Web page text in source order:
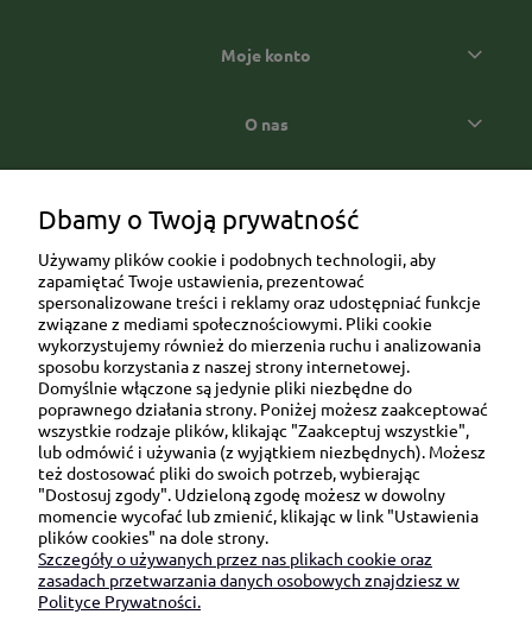
Moje konto
O nas
Ul. Brukowa 6/8 lok. 57/58
91-341 Łódź
NIP: 6751510615
SKONTAKTUJ SIĘ Z NAMI:
sklep@be-happygifts.com
+48 690 172 872
(pon-pt 9:00 - 15:30)
Dbamy o Twoją prywatność
Używamy plików cookie i podobnych technologii, aby
zapamiętać Twoje ustawienia, prezentować
spersonalizowane treści i reklamy oraz udostępniać funkcje
związane z mediami społecznościowymi. Pliki cookie
wykorzystujemy również do mierzenia ruchu i analizowania
sposobu korzystania z naszej strony internetowej.
Domyślnie włączone są jedynie pliki niezbędne do
poprawnego działania strony. Poniżej możesz zaakceptować
wszystkie rodzaje plików, klikając "Zaakceptuj wszystkie",
lub odmówić i używania (z wyjątkiem niezbędnych). Możesz
też dostosować pliki do swoich potrzeb, wybierając
"Dostosuj zgody". Udzieloną zgodę możesz w dowolny
momencie wycofać lub zmienić, klikając w link "Ustawienia
plików cookies" na dole strony.
Szczegóły o używanych przez nas plikach cookie oraz
zasadach przetwarzania danych osobowych znajdziesz w
Polityce Prywatności.